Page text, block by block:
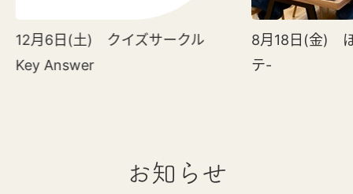
12月6日(土) クイズサークル
Key Answer
8月18日(金)
テ-
お知らせ